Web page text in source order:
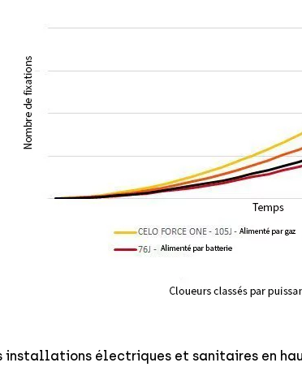
installations électriques et sanitaires en